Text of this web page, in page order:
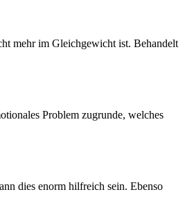
mehr im Gleichgewicht ist. Behandelt
Problem zugrunde, welches
dies enorm hilfreich sein. Ebenso